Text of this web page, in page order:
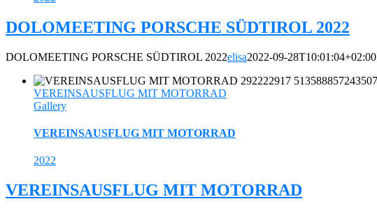
DOLOMEETING PORSCHE SÜDTIROL 2022
DOLOMEETING PORSCHE SÜDTIROL 2022elisa2022-09-28T10:01:04+02:00
VEREINSAUSFLUG MIT MOTORRAD
Gallery
VEREINSAUSFLUG MIT MOTORRAD
2022
VEREINSAUSFLUG MIT MOTORRAD